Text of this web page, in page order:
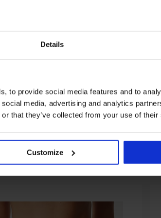
Details
to provide social media features and to
media, advertising and analytics
that they’ve collected from your use of
Customize
Rabatt -70%
BH Isla unwattiert
16,50 € 54,99 €
Bikini-Unterteil
14,70 €48,99 €
derselben Kollektion